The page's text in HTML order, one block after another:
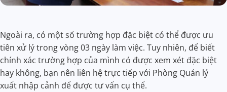
Ngoài ra, có một số trường hợp đặc biệt có thể được ưu
tiên xử lý trong vòng 03 ngày làm việc. Tuy nhiên, để biết
chính xác trường hợp của mình có được xem xét đặc biệt
hay không, bạn nên liên hệ trực tiếp với Phòng Quản lý
xuất nhập cảnh để được tư vấn cụ thể.